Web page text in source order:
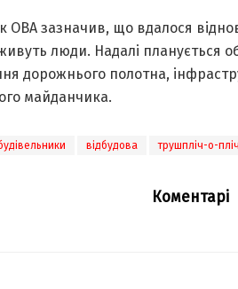
ОВА зазначив, що вдалося
люди. Надалі планується
дорожнього полотна,
майданчика.
відбудова трушпліч-о-пліч
Коментарі